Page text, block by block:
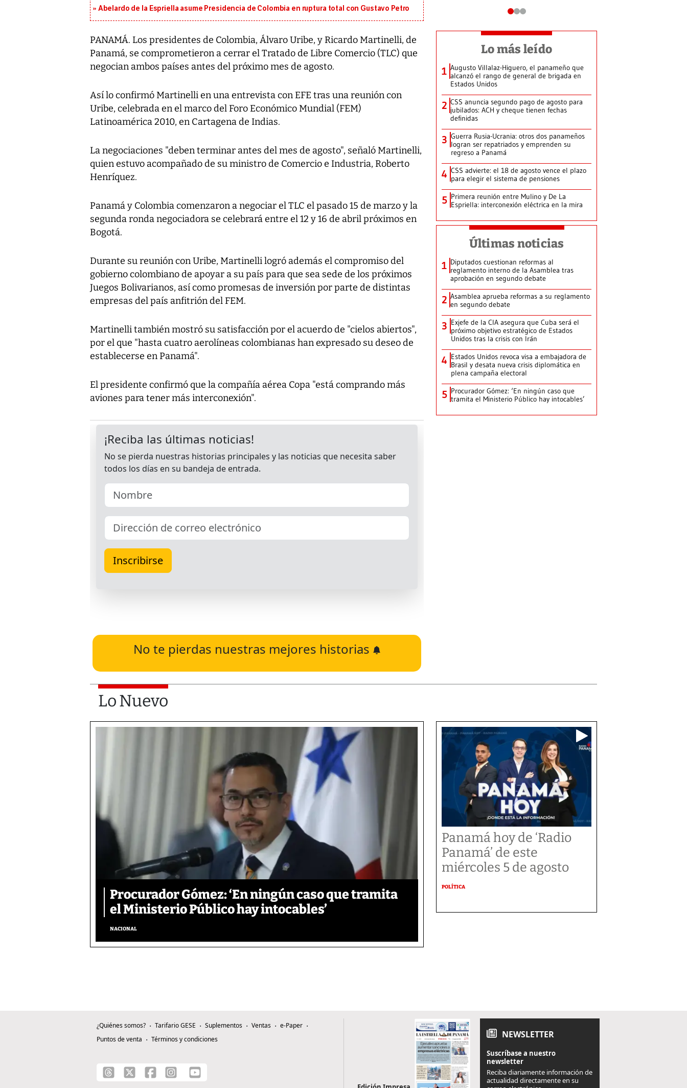
Abelardo de la Espriella asume Presidencia de Colombia en ruptura total con Gustavo Petro
PANAMÁ. Los presidentes de Colombia, Álvaro Uribe, y Ricardo Martinelli, de
Panamá, se comprometieron a cerrar el Tratado de Libre Comercio (TLC) que
negocian ambos países antes del próximo mes de agosto.
Así lo confirmó Martinelli en una entrevista con EFE tras una reunión con
Uribe, celebrada en el marco del Foro Económico Mundial (FEM)
Latinoamérica 2010, en Cartagena de Indias.
La negociaciones "deben terminar antes del mes de agosto", señaló Martinelli,
quien estuvo acompañado de su ministro de Comercio e Industria, Roberto
Henríquez.
Panamá y Colombia comenzaron a negociar el TLC el pasado 15 de marzo y la
segunda ronda negociadora se celebrará entre el 12 y 16 de abril próximos en
Bogotá.
Durante su reunión con Uribe, Martinelli logró además el compromiso del
gobierno colombiano de apoyar a su país para que sea sede de los próximos
Juegos Bolivarianos, así como promesas de inversión por parte de distintas
empresas del país anfitrión del FEM.
Martinelli también mostró su satisfacción por el acuerdo de "cielos abiertos",
por el que "hasta cuatro aerolíneas colombianas han expresado su deseo de
establecerse en Panamá".
El presidente confirmó que la compañía aérea Copa "está comprando más
aviones para tener más interconexión".
No te pierdas nuestras mejores historias
Lo más leído
1 Augusto Villalaz-Higuero, el panameño que
alcanzó el rango de general de brigada en
Estados Unidos
2 CSS anuncia segundo pago de agosto para
jubilados: ACH y cheque tienen fechas
definidas
3 Guerra Rusia-Ucrania: otros dos panameños
logran ser repatriados y emprenden su
regreso a Panamá
4 CSS advierte: el 18 de agosto vence el plazo
para elegir el sistema de pensiones
5 Primera reunión entre Mulino y De La
Espriella: interconexión eléctrica en la mira
Últimas noticias
1 Diputados cuestionan reformas al
reglamento interno de la Asamblea tras
aprobación en segundo debate
2 Asamblea aprueba reformas a su reglamento
en segundo debate
3 Exjefe de la CIA asegura que Cuba será el
próximo objetivo estratégico de Estados
Unidos tras la crisis con Irán
4 Estados Unidos revoca visa a embajadora de
Brasil y desata nueva crisis diplomática en
plena campaña electoral
5 Procurador Gómez: ‘En ningún caso que
tramita el Ministerio Público hay intocables’
Lo Nuevo
Procurador Gómez: ‘En ningún caso que tramita
el Ministerio Público hay intocables’
NACIONAL
Panamá hoy de ‘Radio
Panamá’ de este
miércoles 5 de agosto
POLÍTICA
¿Quiénes somos? Tarifario GESE Suplementos Ventas
e-Paper
Puntos de venta
Términos y condiciones NEWSLETTER
Suscríbase a nuestro
newsletter
Reciba diariamente información de
actualidad directamente en su